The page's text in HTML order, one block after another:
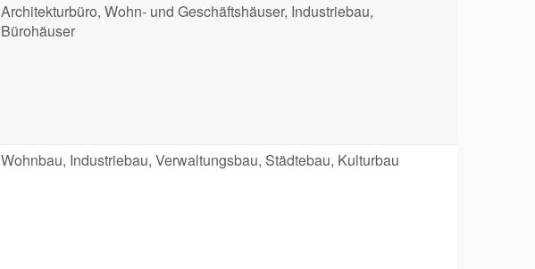
Architekturbüro, Wohn- und Geschäftshäuser, Industriebau,
Bürohäuser
Wohnbau, Industriebau, Verwaltungsbau, Städtebau, Kulturbau